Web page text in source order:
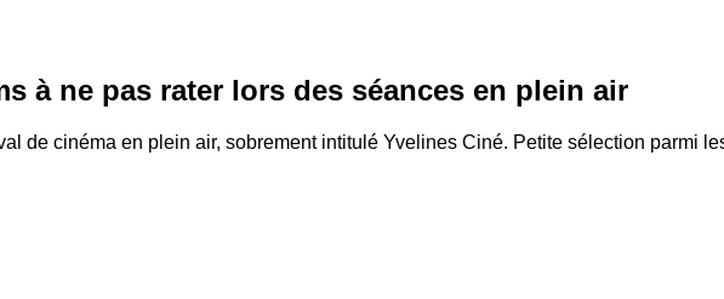
à ne pas rater lors des séances en plein air
de cinéma en plein air, sobrement intitulé Yvelines Ciné. Petite sélection parmi